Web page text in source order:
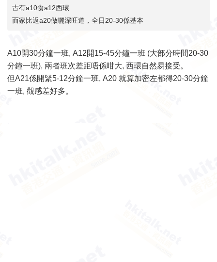
古有a10食a12西環
而家比返a20做曬深旺道，全日20-30係基本
A10開30分鐘一班, A12開15-45分鐘一班 (大部分時間20-30
分鐘一班), 兩者班次差距唔係咁大, 西環自然易接受。
但A21係開緊5-12分鐘一班, A20 就算加密左都得20-30分鐘
一班, 觀感差好多。